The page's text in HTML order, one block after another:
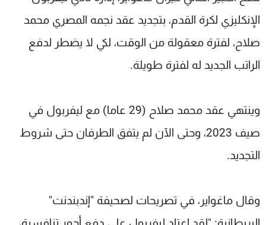
الإنكليزي لكرة القدم، بتجديد عقد نجمه المصري محمد
صلاح، لفترة معقولة من الوقت، لكي لا يضطر لدفع
الراتب الجديد له لفترة طويلة.
وينتهي عقد محمد صلاح (29 عاما) مع ليفربول في
صيف 2023، وحتى الآن لم يتفق الطرفان حتى شروط
التجديد.
وقال ماغواير، في تصريحات لصحيفة "إندبندنت"
شاهد البرامج
الترددات
عن MTV
وظائف
سياسة الخصوصية